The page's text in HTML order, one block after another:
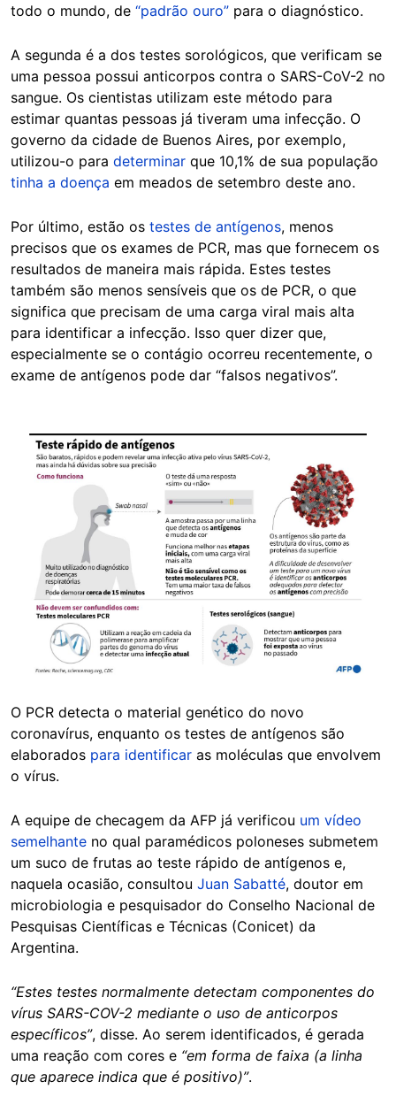
todo o mundo, de “padrão ouro” para o diagnóstico.
A segunda é a dos testes sorológicos, que verificam se
uma pessoa possui anticorpos contra o SARS-CoV-2 no
sangue. Os cientistas utilizam este método para
estimar quantas pessoas já tiveram uma infecção. O
governo da cidade de Buenos Aires, por exemplo,
utilizou-o para determinar que 10,1% de sua população
tinha a doença em meados de setembro deste ano.
Por último, estão os testes de antígenos, menos
precisos que os exames de PCR, mas que fornecem os
resultados de maneira mais rápida. Estes testes
também são menos sensíveis que os de PCR, o que
significa que precisam de uma carga viral mais alta
para identificar a infecção. Isso quer dizer que,
especialmente se o contágio ocorreu recentemente, o
exame de antígenos pode dar “falsos negativos”.
Image
O PCR detecta o material genético do novo
coronavírus, enquanto os testes de antígenos são
elaborados para identificar as moléculas que envolvem
o vírus.
A equipe de checagem da AFP já verificou um vídeo
semelhante no qual paramédicos poloneses submetem
um suco de frutas ao teste rápido de antígenos e,
naquela ocasião, consultou Juan Sabatté, doutor em
microbiologia e pesquisador do Conselho Nacional de
Pesquisas Científicas e Técnicas (Conicet) da
Argentina.
“Estes testes normalmente detectam componentes do
vírus SARS-COV-2 mediante o uso de anticorpos
específicos”, disse. Ao serem identificados, é gerada
uma reação com cores e “em forma de faixa (a linha
que aparece indica que é positivo)”.